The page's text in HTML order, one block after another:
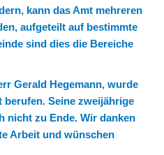
kann das Amt mehreren
aufgeteilt auf bestimmte
sind dies die Bereiche
Gerald Hegemann, wurde
berufen. Seine zweijährige
nicht zu Ende. Wir danken
Arbeit und wünschen